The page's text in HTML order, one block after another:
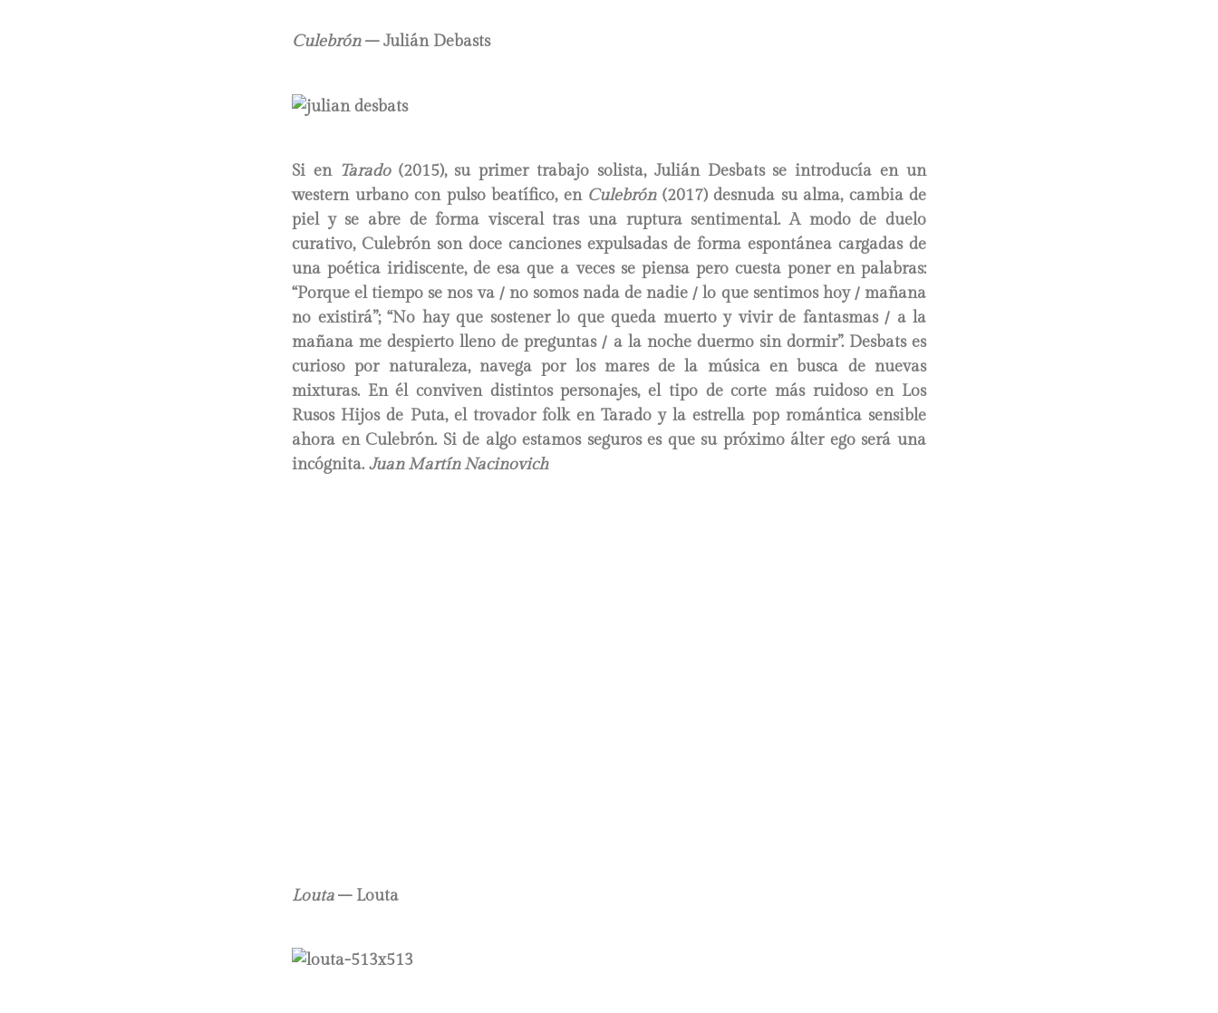
Culebrón– Julián Debasts
Si en Tarado(2015), su primer trabajo solista, Julián Desbats se introducía en un
western urbano con pulso beatífico, en Culebrón(2017) desnuda su alma, cambia de
piel y se abre de forma visceral tras una ruptura sentimental. A modo de duelo
curativo, Culebrón son doce canciones expulsadas de forma espontánea cargadas de
una poética iridiscente, de esa que a veces se piensa pero cuesta poner en palabras:
“Porque el tiempo se nos va / no somos nada de nadie / lo que sentimos hoy / mañana
no existirá”; “No hay que sostener lo que queda muerto y vivir de fantasmas / a la
mañana me despierto lleno de preguntas / a la noche duermo sin dormir”. Desbats es
curioso por naturaleza, navega por los mares de la música en busca de nuevas
mixturas. En él conviven distintos personajes, el tipo de corte más ruidoso en Los
Rusos Hijos de Puta, el trovador folk en Tarado y la estrella pop romántica sensible
ahora en Culebrón. Si de algo estamos seguros es que su próximo álter ego será una
incógnita.Juan Martín Nacinovich
Louta– Louta